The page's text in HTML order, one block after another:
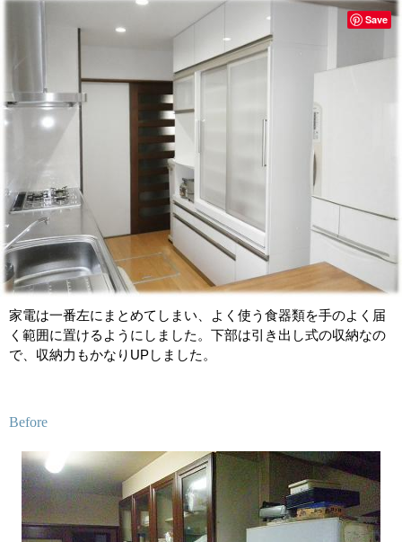
家電は一番左にまとめてしまい、よく使う食器類を手のよく届
く範囲に置けるようにしました。下部は引き出し式の収納なの
で、収納力もかなりUPしました。
Before
Save